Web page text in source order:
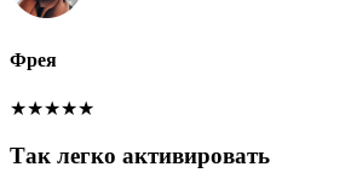
Фрея
★★★★★
Так легко активировать